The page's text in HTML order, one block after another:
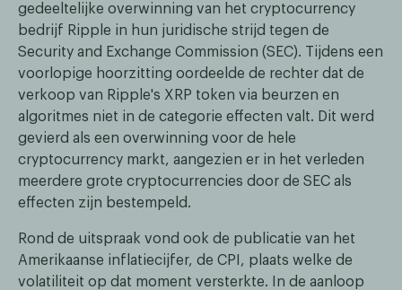
gedeeltelijke overwinning van het cryptocurrency
bedrijf Ripple in hun juridische strijd tegen de
Security and Exchange Commission (SEC). Tijdens een
voorlopige hoorzitting oordeelde de rechter dat de
verkoop van Ripple's XRP token via beurzen en
algoritmes niet in de categorie effecten valt. Dit werd
gevierd als een overwinning voor de hele
cryptocurrency markt, aangezien er in het verleden
meerdere grote cryptocurrencies door de SEC als
effecten zijn bestempeld.
Rond de uitspraak vond ook de publicatie van het
Amerikaanse inflatiecijfer, de CPI, plaats welke de
volatiliteit op dat moment versterkte. In de aanloop